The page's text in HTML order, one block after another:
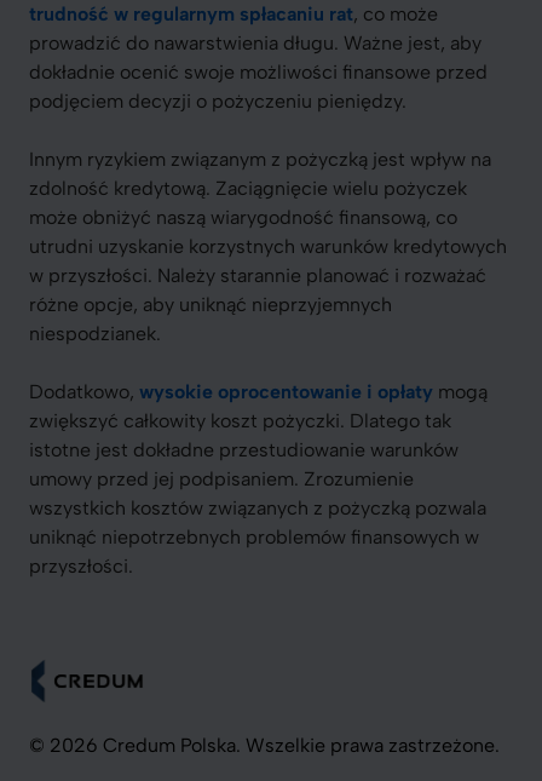
trudność w regularnym spłacaniu rat, co może
prowadzić do nawarstwienia długu. Ważne jest, aby
dokładnie ocenić swoje możliwości finansowe przed
podjęciem decyzji o pożyczeniu pieniędzy.
Innym ryzykiem związanym z pożyczką jest wpływ na
zdolność kredytową. Zaciągnięcie wielu pożyczek
może obniżyć naszą wiarygodność finansową, co
utrudni uzyskanie korzystnych warunków kredytowych
w przyszłości. Należy starannie planować i rozważać
różne opcje, aby uniknąć nieprzyjemnych
niespodzianek.
Dodatkowo, wysokie oprocentowanie i opłaty mogą
zwiększyć całkowity koszt pożyczki. Dlatego tak
istotne jest dokładne przestudiowanie warunków
umowy przed jej podpisaniem. Zrozumienie
wszystkich kosztów związanych z pożyczką pozwala
uniknąć niepotrzebnych problemów finansowych w
przyszłości.
© 2026 Credum Polska. Wszelkie prawa zastrzeżone.